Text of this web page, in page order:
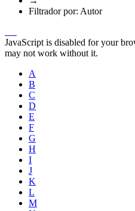
Filtrador por: Autor
JavaScript is disabled for your
may not work without it.
A
B
C
D
E
F
G
H
I
J
K
L
M